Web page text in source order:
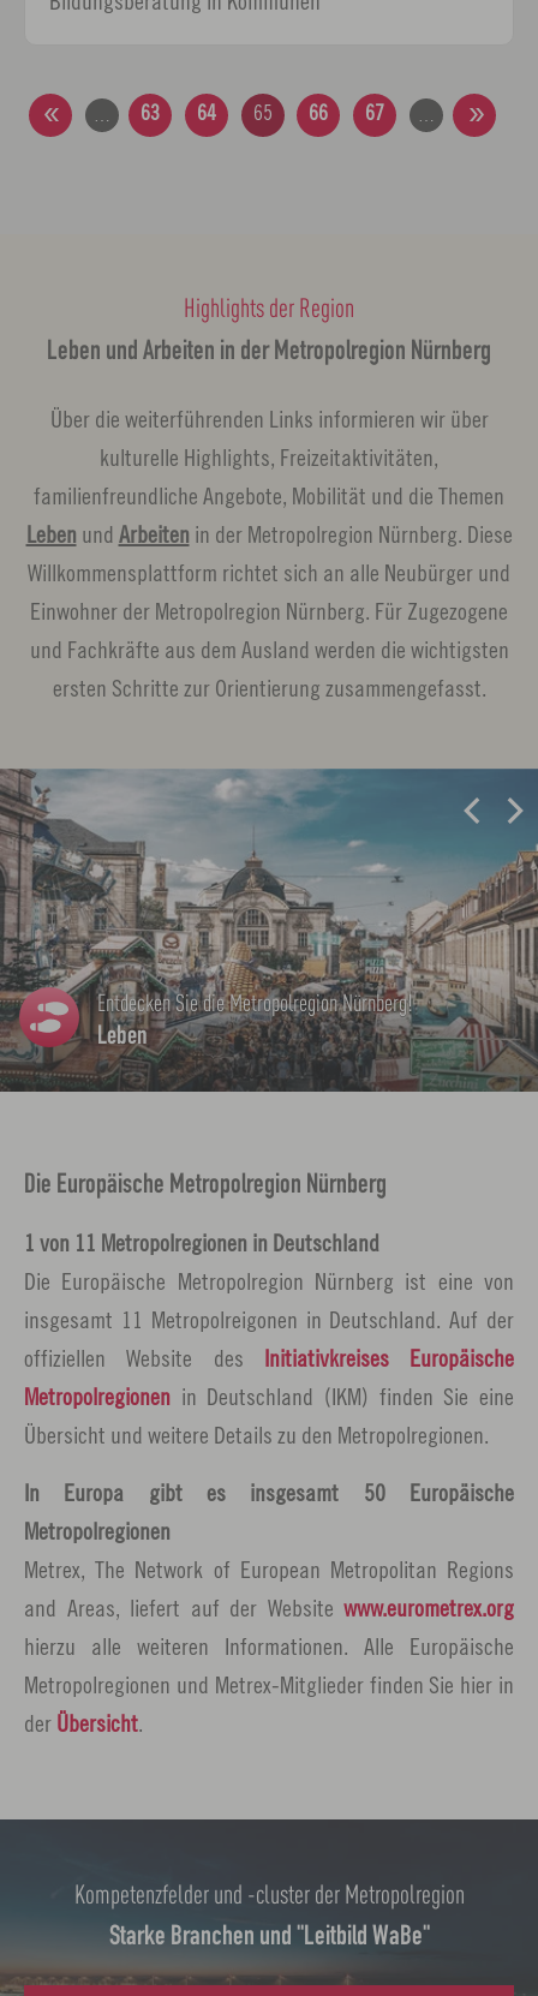
63 64 65 66 67
Leben und Arbeiten in der Metropolregion Nürnberg
Highlights der Region
Über die weiterführenden Links informieren wir über
kulturelle Highlights, Freizeitaktivitäten,
familienfreundliche Angebote, Mobilität und die Themen
Leben und Arbeiten in der Metropolregion Nürnberg. Diese
Willkommensplattform richtet sich an alle Neubürger und
Einwohner der Metropolregion Nürnberg. Für Zugezogene
und Fachkräfte aus dem Ausland werden die wichtigsten
ersten Schritte zur Orientierung zusammengefasst.
L
i
n
k
ö
f
f
n
e
Arbeiten
Arbeiten in der Metropolregion Nürnberg
Die Europäische Metropolregion Nürnberg
1 von 11 Metropolregionen in Deutschland
Die Europäische Metropolregion Nürnberg ist eine von
insgesamt 11 Metropolreigonen in Deutschland. Auf der
offiziellen Website des Initiativkreises Europäische
Metropolregionen in Deutschland (IKM) finden Sie eine
Übersicht und weitere Details zu den Metropolregionen.
In Europa gibt es insgesamt 50 Europäische
Metropolregionen
Metrex, The Network of European Metropolitan Regions
and Areas, liefert auf der Website www.eurometrex.org
hierzu alle weiteren Informationen. Alle Europäische
Metropolregionen und Metrex-Mitglieder finden Sie hier in
der Übersicht.
Starke Branchen und "Leitbild WaBe"
Kompetenzfelder und -cluster der Metropolregion